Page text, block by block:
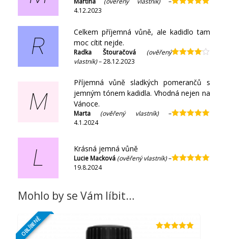
4.12.2023
R
Celkem příjemná vůně, ale kadidlo tam
moc cítit nejde.
Radka Štouračová (ověřený
vlastník)–28.12.2023
M
Příjemná vůně sladkých pomerančů s
jemným tónem kadidla. Vhodná nejen na
Vánoce.
Marta (ověřený vlastník)
–
4.1.2024
L Krásná jemná vůně
Lucie Macková (ověřený vlastník)–
19.8.2024
Mohlo by se Vám líbit…
OBLÍBENÉ